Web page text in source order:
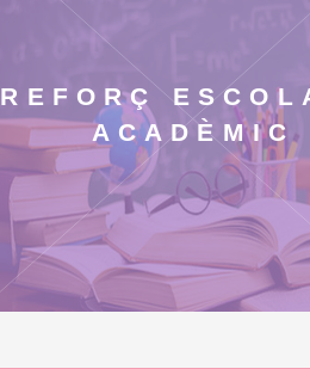
REFORÇ
ACADÈMIC